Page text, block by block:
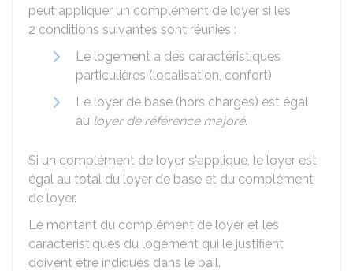
peut appliquer un complément de loyer si les
2 conditions suivantes sont réunies :
Le logement a des caractéristiques
particulières (localisation, confort)
Le loyer de base (hors charges) est égal
au loyer de référence majoré.
Si un complément de loyer s'applique, le loyer est
égal au total du loyer de base et du complément
de loyer.
Le montant du complément de loyer et les
caractéristiques du logement qui le justifient
doivent être indiqués dans le bail.